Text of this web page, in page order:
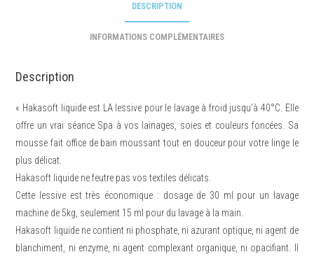
DESCRIPTION
INFORMATIONS COMPLÉMENTAIRES
Description
« Hakasoft liquide est LA lessive pour le lavage à froid jusqu’à 40°C. Elle
offre un vrai séance Spa à vos lainages, soies et couleurs foncées. Sa
mousse fait office de bain moussant tout en douceur pour votre linge le
plus délicat.
Hakasoft liquide ne feutre pas vos textiles délicats.
Cette lessive est très économique : dosage de 30 ml pour un lavage
machine de 5kg, seulement 15 ml pour du lavage à la main.
Hakasoft liquide ne contient ni phosphate, ni azurant optique, ni agent de
blanchiment, ni enzyme, ni agent complexant organique, ni opacifiant. Il